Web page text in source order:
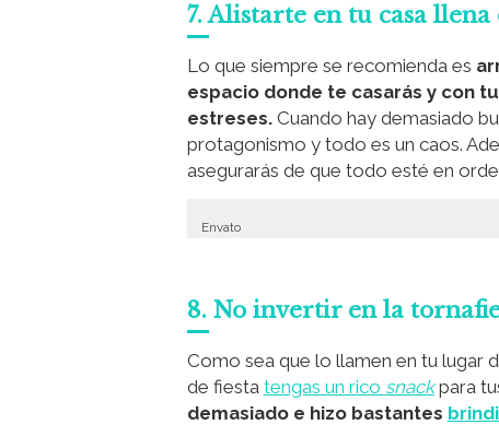
7. Alistarte en tu casa llena
Lo que siempre se recomienda es
espacio donde te casarás y con
estreses.Cuando hay demasiado
protagonismo y todo es un caos.
asegurarás de que todo esté en
Envato
8. No invertir en la
Como sea que lo llamen en tu lugar
de fiesta tengas un rico snackpara
demasiado e hizo bastantes